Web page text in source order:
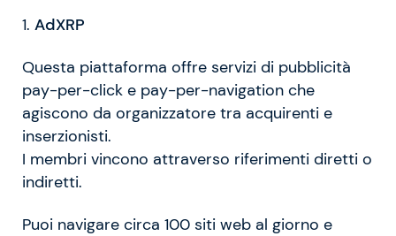
1. AdXRP
Questa piattaforma offre servizi di pubblicità
pay-per-click e pay-per-navigation che
agiscono da organizzatore tra acquirenti e
inserzionisti.
I membri vincono attraverso riferimenti diretti o
indiretti.
Puoi navigare circa 100 siti web al giorno e